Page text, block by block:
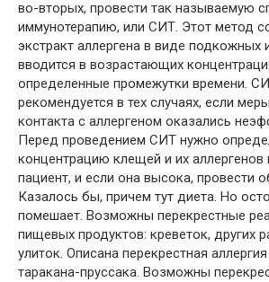
во-вторых, провести так называемую
иммунотерапию, или СИТ. Этот метод
экстракт аллергена в виде подкожных
вводится в возрастающих
определенные промежутки времени.
рекомендуется в тех случаях, если
контакта с аллергеном оказались
Перед проведением СИТ нужно
концентрацию клещей и их
пациент, и если она высока, провести
Казалось бы, причем тут диета. Но
помешает. Возможны перекрестные
пищевых продуктов: креветок, других
улиток. Описана перекрестная
таракана-пруссака. Возможны